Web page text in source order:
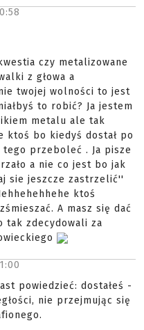
czy metalizowane
z głowa a
twojej wolności to jest
to robić? Ja jestem
metalu ale tak
ktoś bo kiedyś dostał po
przeboleć . Ja pisze
a nie co jest bo jak
sie jeszcze zastrzelić''
ktoś
A masz się dać
tak zdecydowali za
powiedzieć: dostałeś -
nie przejmując się